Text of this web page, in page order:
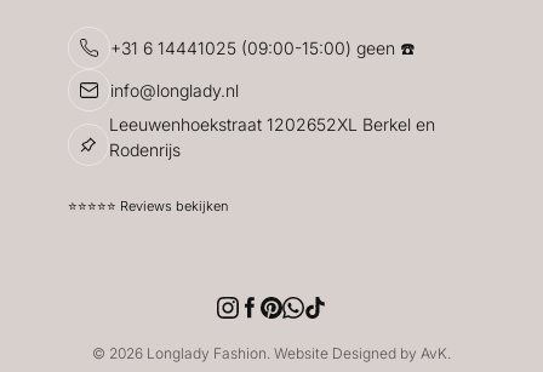
+31 6 14441025 (09:00-15:00) geen ☎️
info@longlady.nl
Leeuwenhoekstraat 1202652XL Berkel en
Rodenrijs
⭐️⭐️⭐️⭐️⭐️ Reviews bekijken
© 2026 Longlady Fashion. Website Designed by AvK.